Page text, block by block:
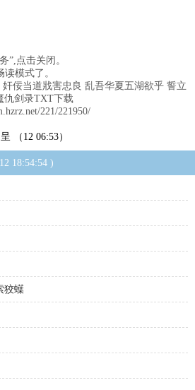
”,点击关闭。
模式了。
佞当道戕害忠良 乱吾华夏五湖欲乎 誓立
仇剑录TXT下载
221/221950/
（12 06:53）
18:54:54 )
狡蠂